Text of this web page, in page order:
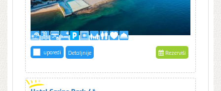
uporedi Detaljnije Rezerviši